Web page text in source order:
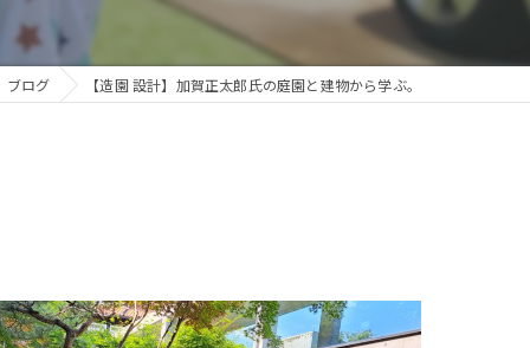
リフォーム
ブログ 【造園 設計】加賀正太郎氏の庭園と建物から学ぶ。